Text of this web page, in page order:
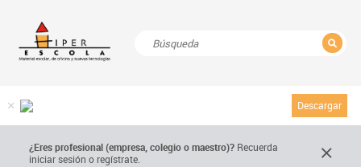
Descargar
¿Eres profesional (empresa, colegio o maestro)? Recuerda
iniciar sesión o regístrate.